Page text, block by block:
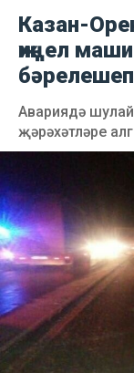
Казан-
җиңел
Авариядә
җәрәхәтләре